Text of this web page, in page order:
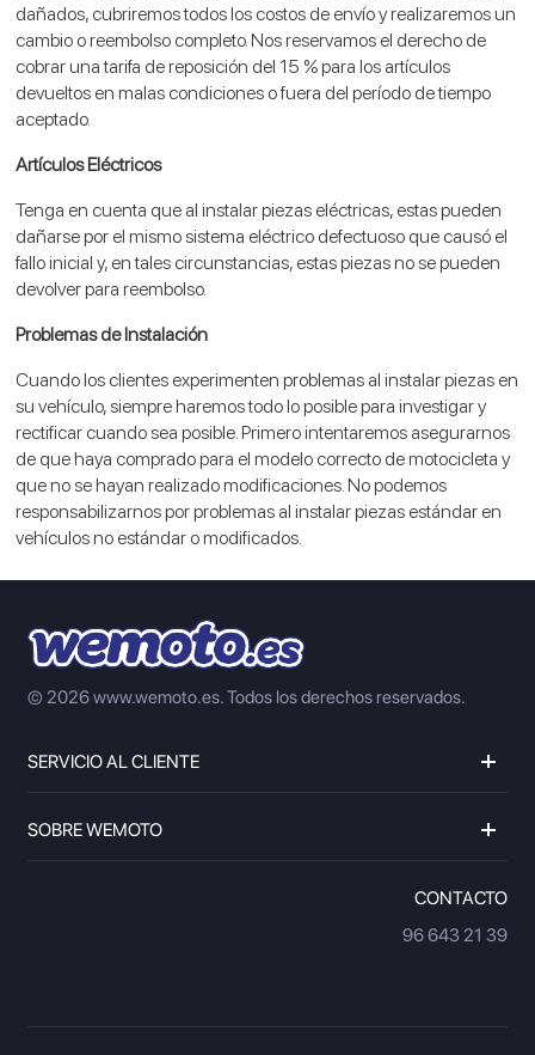
dañados, cubriremos todos los costos de envío y realizaremos un
cambio o reembolso completo. Nos reservamos el derecho de
cobrar una tarifa de reposición del 15 % para los artículos
devueltos en malas condiciones o fuera del período de tiempo
aceptado.
Artículos Eléctricos
Tenga en cuenta que al instalar piezas eléctricas, estas pueden
dañarse por el mismo sistema eléctrico defectuoso que causó el
fallo inicial y, en tales circunstancias, estas piezas no se pueden
devolver para reembolso.
Problemas de Instalación
Cuando los clientes experimenten problemas al instalar piezas en
su vehículo, siempre haremos todo lo posible para investigar y
rectificar cuando sea posible. Primero intentaremos asegurarnos
de que haya comprado para el modelo correcto de motocicleta y
que no se hayan realizado modificaciones. No podemos
responsabilizarnos por problemas al instalar piezas estándar en
vehículos no estándar o modificados.
© 2026 www.wemoto.es.Todos los derechos reservados.
SERVICIO AL CLIENTE
SOBRE WEMOTO
CONTACTO
96 643 21 39